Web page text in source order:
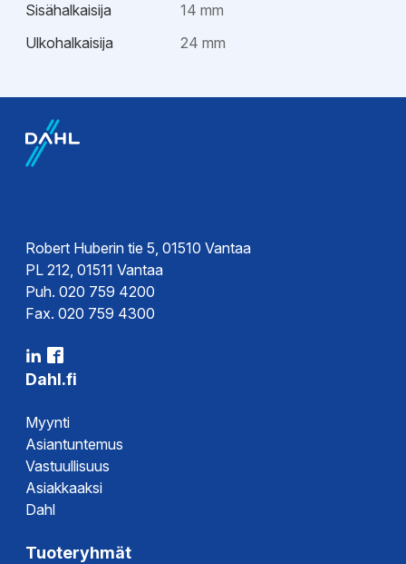
Sisähalkaisija
14 mm
Ulkohalkaisija
24 mm
Robert Huberin tie 5, 01510 Vantaa
PL 212, 01511 Vantaa
Puh. 020 759 4200
Fax. 020 759 4300
Dahl.fi
Myynti
Asiantuntemus
Vastuullisuus
Asiakkaaksi
Dahl
Tuoteryhmät